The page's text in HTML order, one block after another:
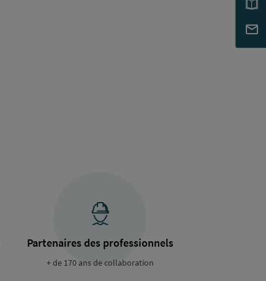
Partenaires des professionnels
+ de 170 ans de collaboration